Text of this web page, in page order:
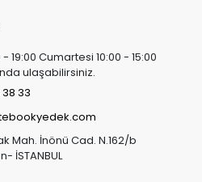
19:00 Cumartesi 10:00 - 15:00
ulaşabilirsiniz.
33
Mah. İnönü Cad. N.162/b
İSTANBUL